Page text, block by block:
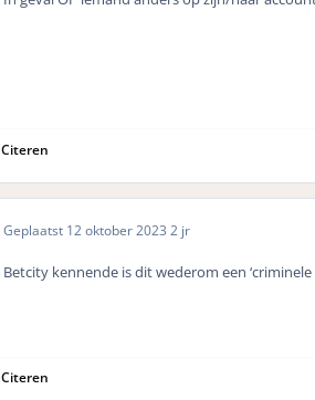
Citeren
Geplaatst 12 oktober 2023 2 jr
Betcity kennende is dit wederom een
Citeren